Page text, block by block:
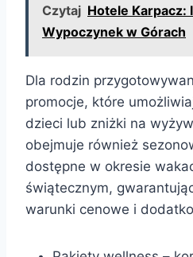
Czytaj Hotele Karpacz:
Wypoczynek w Górach
Dla rodzin
promocje, które
dzieci lub zniżki na
obejmuje również
dostępne w okresie
świątecznym,
warunki cenowe i